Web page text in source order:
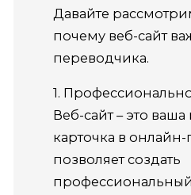
Давайте
почему веб-сайт
переводчика.
1.
Веб-сайт – это ваша
карточка в
позволяет создать